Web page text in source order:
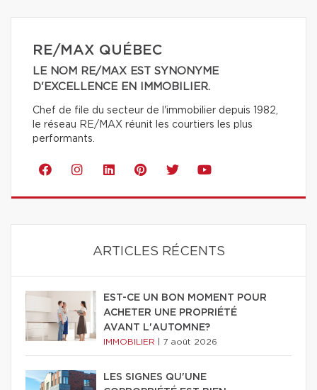
RE/MAX QUÉBEC
LE NOM RE/MAX EST SYNONYME
D'EXCELLENCE EN IMMOBILIER.
Chef de file du secteur de l'immobilier depuis 1982,
le réseau RE/MAX réunit les courtiers les plus
performants.
ARTICLES RÉCENTS
EST-CE UN BON MOMENT POUR
ACHETER UNE PROPRIÉTÉ
AVANT L'AUTOMNE?
IMMOBILIER 7 août 2026
LES SIGNES QU'UNE